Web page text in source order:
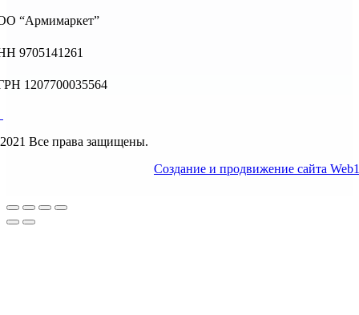
“Армимаркет”
9705141261
1207700035564
Все права защищены.
Создание и продвижение сайта